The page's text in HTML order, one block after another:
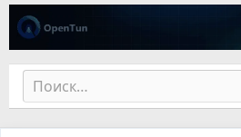
е
м
ы
ч
а